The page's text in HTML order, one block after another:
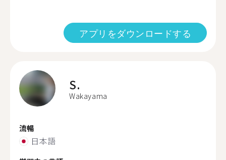
アプリをダウンロードする
S.
Wakayama
流暢
日本語